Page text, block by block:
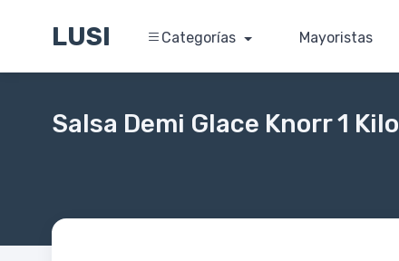
LUSI Categorías Mayoristas
Salsa Demi Glace Knorr 1 Kilo